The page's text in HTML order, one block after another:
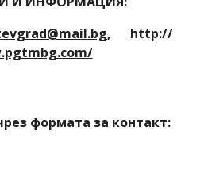
, http://
формата за контакт: